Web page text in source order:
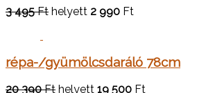
3 495 Ft helyett 2 990 Ft
répa-/gyümölcsdaráló 78cm
20 390 Ft helyett 19 500 Ft